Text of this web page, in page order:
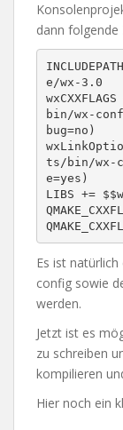
dann folgende
e/wx-3.0
bin/wx-
bug=no)
ts/bin/wx-
e=yes)
LIBS +=
Es ist
config sowie
werden.
Jetzt ist es
zu schreiben
kompilieren
Hier noch ein